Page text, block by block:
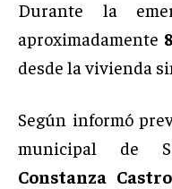
Durante la
aproximadamente
desde la vivienda
Según informó
municipal de
Constanza Castro